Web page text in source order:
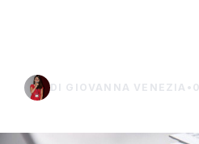
DI GIOVANNA VENEZIA •